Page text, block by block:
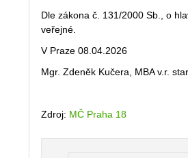
Dle zákona č. 131/2000 Sb., o
veřejné.
V Praze 08.04.2026
Mgr. Zdeněk Kučera, MBA v.r.
Zdroj: MČ Praha 18